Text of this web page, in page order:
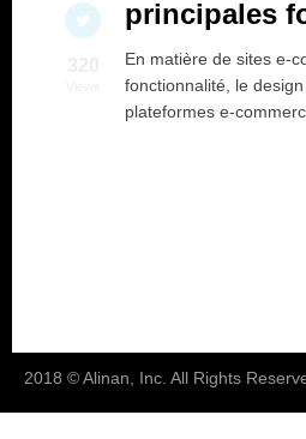
principales
En matière de sites e-
fonctionnalité, le
plateformes e-
2018 © Alinan, Inc. All Rights